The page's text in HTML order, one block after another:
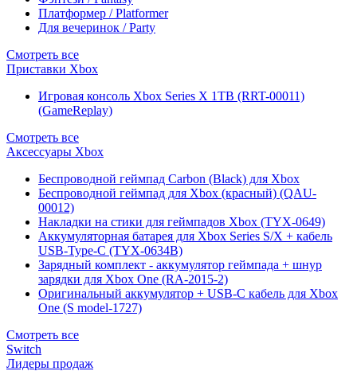
Платформер / Platformer
Для вечеринок / Party
Смотреть все
Приставки Xbox
Игровая консоль Xbox Series X 1TB (RRT-00011)
(GameReplay)
Смотреть все
Аксессуары Xbox
Беспроводной геймпад Carbon (Black) для Xbox
Беспроводной геймпад для Xbox (красный) (QAU-
00012)
Накладки на стики для геймпадов Xbox (TYX-0649)
Аккумуляторная батарея для Xbox Series S/X + кабель
USB-Type-C (TYX-0634B)
Зарядный комплект - аккумулятор геймпада + шнур
зарядки для Xbox One (RA-2015-2)
Оригинальный аккумулятор + USB-C кабель для Xbox
One (S model-1727)
Смотреть все
Switch
Лидеры продаж